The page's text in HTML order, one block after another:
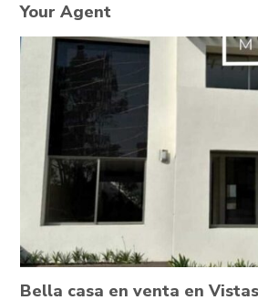
Your Agent
Bella casa en venta en